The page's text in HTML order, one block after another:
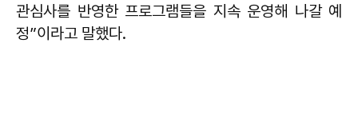
관심사를 반영한 프로그램들을 지속 운영해 나갈 예
정”이라고 말했다.